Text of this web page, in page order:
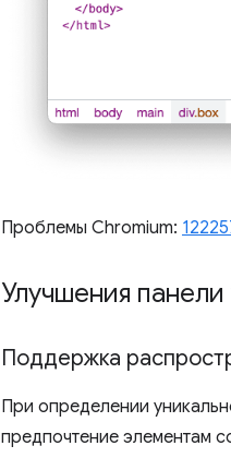
Проблемы Chromium:
Улучшения
Поддержка
При определении
предпочтение элементам